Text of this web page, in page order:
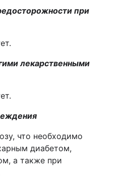
при
лекарственными
озу, что необходимо
диабетом,
а также при